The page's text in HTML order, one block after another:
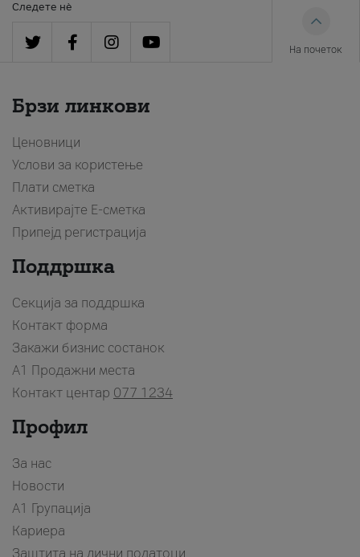
Следете нè
На почеток
Брзи линкови
Ценовници
Услови за користење
Плати сметка
Активирајте Е-сметка
Припејд регистрација
Поддршка
Секција за поддршка
Контакт форма
Закажи бизнис состанок
A1 Продажни места
Контакт центар 077 1234
Профил
За нас
Новости
А1 Групација
Кариера
Заштита на лични податоци